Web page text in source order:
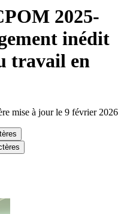
2025-
inédit
travail en
mise à jour le 9 février 2026